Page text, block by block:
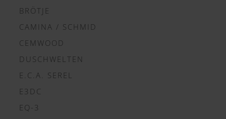
BRÖTJE
CAMINA / SCHMID
CEMWOOD
DUSCHWELTEN
E.C.A. SEREL
E3DC
EQ-3